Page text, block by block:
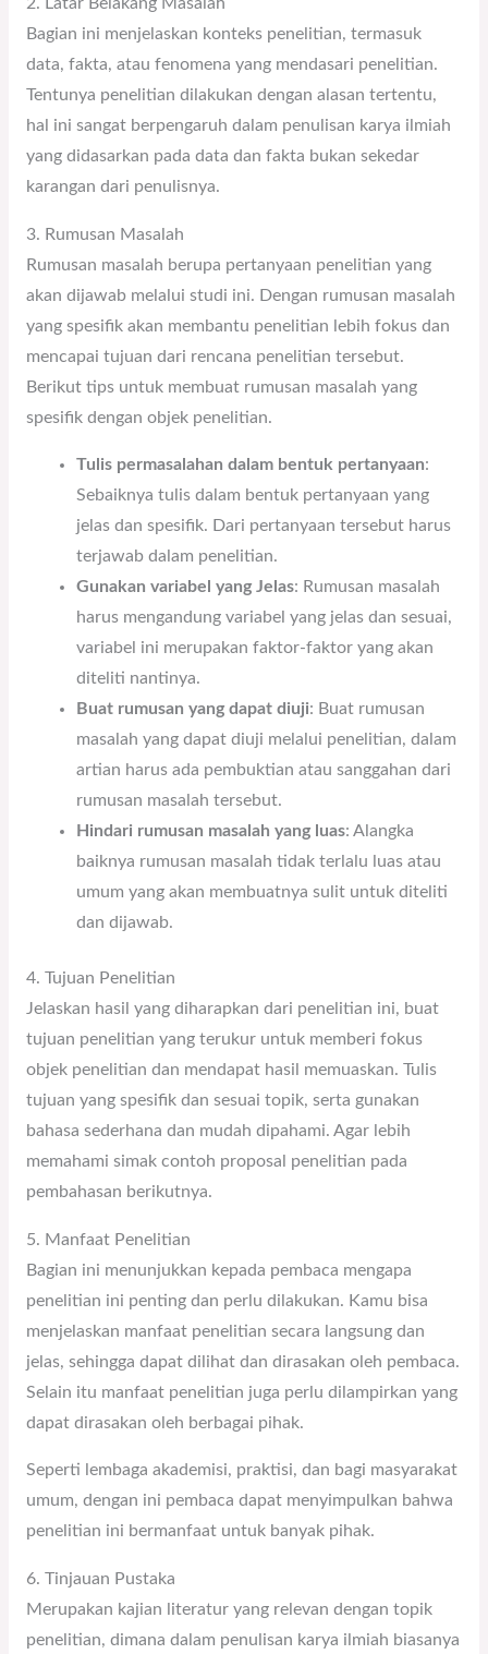
2. Latar Belakang Masalah
Bagian ini menjelaskan konteks penelitian, termasuk
data, fakta, atau fenomena yang mendasari penelitian.
Tentunya penelitian dilakukan dengan alasan tertentu,
hal ini sangat berpengaruh dalam penulisan karya ilmiah
yang didasarkan pada data dan fakta bukan sekedar
karangan dari penulisnya.
3. Rumusan Masalah
Rumusan masalah berupa pertanyaan penelitian yang
akan dijawab melalui studi ini. Dengan rumusan masalah
yang spesifik akan membantu penelitian lebih fokus dan
mencapai tujuan dari rencana penelitian tersebut.
Berikut tips untuk membuat rumusan masalah yang
spesifik dengan objek penelitian.
Tulis permasalahan dalam bentuk pertanyaan:
Sebaiknya tulis dalam bentuk pertanyaan yang
jelas dan spesifik. Dari pertanyaan tersebut harus
terjawab dalam penelitian.
Gunakan variabel yang Jelas: Rumusan masalah
harus mengandung variabel yang jelas dan sesuai,
variabel ini merupakan faktor-faktor yang akan
diteliti nantinya.
Buat rumusan yang dapat diuji: Buat rumusan
masalah yang dapat diuji melalui penelitian, dalam
artian harus ada pembuktian atau sanggahan dari
rumusan masalah tersebut.
Hindari rumusan masalah yang luas: Alangka
baiknya rumusan masalah tidak terlalu luas atau
umum yang akan membuatnya sulit untuk diteliti
dan dijawab.
4. Tujuan Penelitian
Jelaskan hasil yang diharapkan dari penelitian ini, buat
tujuan penelitian yang terukur untuk memberi fokus
objek penelitian dan mendapat hasil memuaskan. Tulis
tujuan yang spesifik dan sesuai topik, serta gunakan
bahasa sederhana dan mudah dipahami. Agar lebih
memahami simak contoh proposal penelitian pada
pembahasan berikutnya.
5. Manfaat Penelitian
Bagian ini menunjukkan kepada pembaca mengapa
penelitian ini penting dan perlu dilakukan. Kamu bisa
menjelaskan manfaat penelitian secara langsung dan
jelas, sehingga dapat dilihat dan dirasakan oleh pembaca.
Selain itu manfaat penelitian juga perlu dilampirkan yang
dapat dirasakan oleh berbagai pihak.
Seperti lembaga akademisi, praktisi, dan bagi masyarakat
umum, dengan ini pembaca dapat menyimpulkan bahwa
penelitian ini bermanfaat untuk banyak pihak.
6. Tinjauan Pustaka
Merupakan kajian literatur yang relevan dengan topik
penelitian, dimana dalam penulisan karya ilmiah biasanya